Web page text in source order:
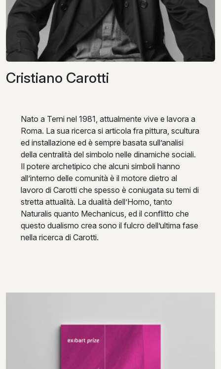
Cristiano Carotti
Nato a Terni nel 1981, attualmente vive e lavora a
Roma. La sua ricerca si articola fra pittura, scultura
ed installazione ed è sempre basata sull’analisi
della centralità del simbolo nelle dinamiche sociali.
Il potere archetipico che alcuni simboli hanno
all’interno delle comunità è il motore dietro al
lavoro di Carotti che spesso è coniugata su temi di
stretta attualità. La dualità dell’Homo, tanto
Naturalis quanto Mechanicus, ed il conflitto che
questo dualismo crea sono il fulcro dell’ultima fase
nella ricerca di Carotti.